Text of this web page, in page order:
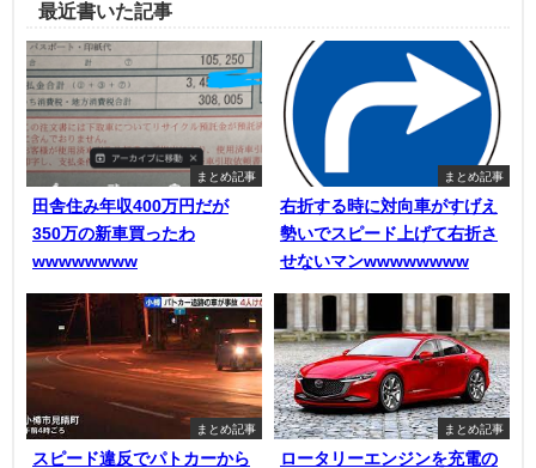
最近書いた記事
まとめ記事
田舎住み年収400万円だが
350万の新車買ったわ
wwwwwwww
まとめ記事
右折する時に対向車がすげえ
勢いでスピード上げて右折さ
せないマンwwwwwwww
まとめ記事
スピード違反でパトカーから
まとめ記事
ロータリーエンジンを充電の